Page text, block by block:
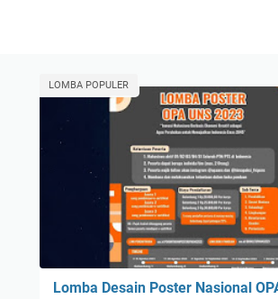
LOMBA POPULER
Lomba Desain Poster Nasional